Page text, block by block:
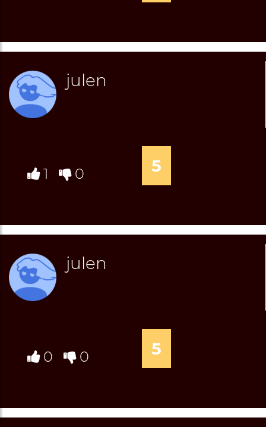
julen
1 0 5
julen
0 0 5